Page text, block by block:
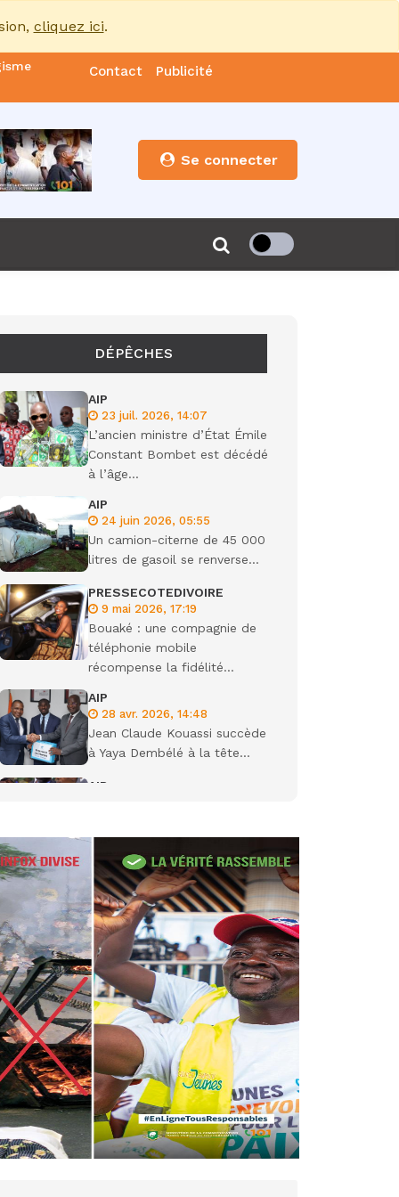
cliquez ici.
Contact Publicité
Se connecter
DÉPÊCHES
AIP
23 juil. 2026, 14:07
L’ancien ministre d’État Émile
Constant Bombet est décédé
à l’âge...
AIP
24 juin 2026, 05:55
Un camion-citerne de 45 000
litres de gasoil se renverse...
PRESSECOTEDIVOIRE
9 mai 2026, 17:19
Bouaké : une compagnie de
téléphonie mobile
récompense la fidélité...
AIP
28 avr. 2026, 14:48
Jean Claude Kouassi succède
à Yaya Dembélé à la tête...
AIP
Sadio Camara tué lors
d’attaques...
AIP
22 avr. 2026, 16:41
Des bureaux ravagés dans un
incendie survenu à la mairie...
AIP
10 avr. 2026, 09:48
Nommé Médiateur de la
République, Gaoussou Touré
prend officiellement fonction
AIP
13 mars 2026, 10:43
Nécrologie : décès de
Guillaume Houphouët-Boigny,
fils du Père fondateur...